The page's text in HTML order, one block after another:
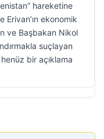
hareketine
Erivan’ın ekonomik
ve Başbakan Nikol
suçlayan
bir açıklama